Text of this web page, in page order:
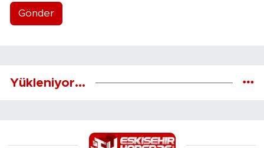
Gönder
Yükleniyor...